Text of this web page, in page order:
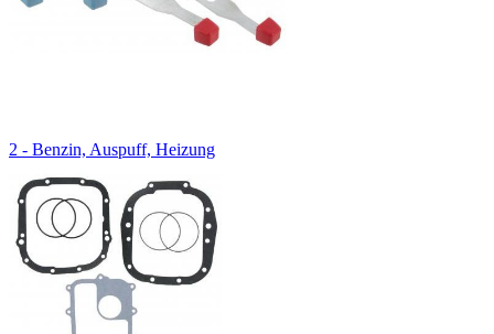
2 - Benzin, Auspuff, Heizung